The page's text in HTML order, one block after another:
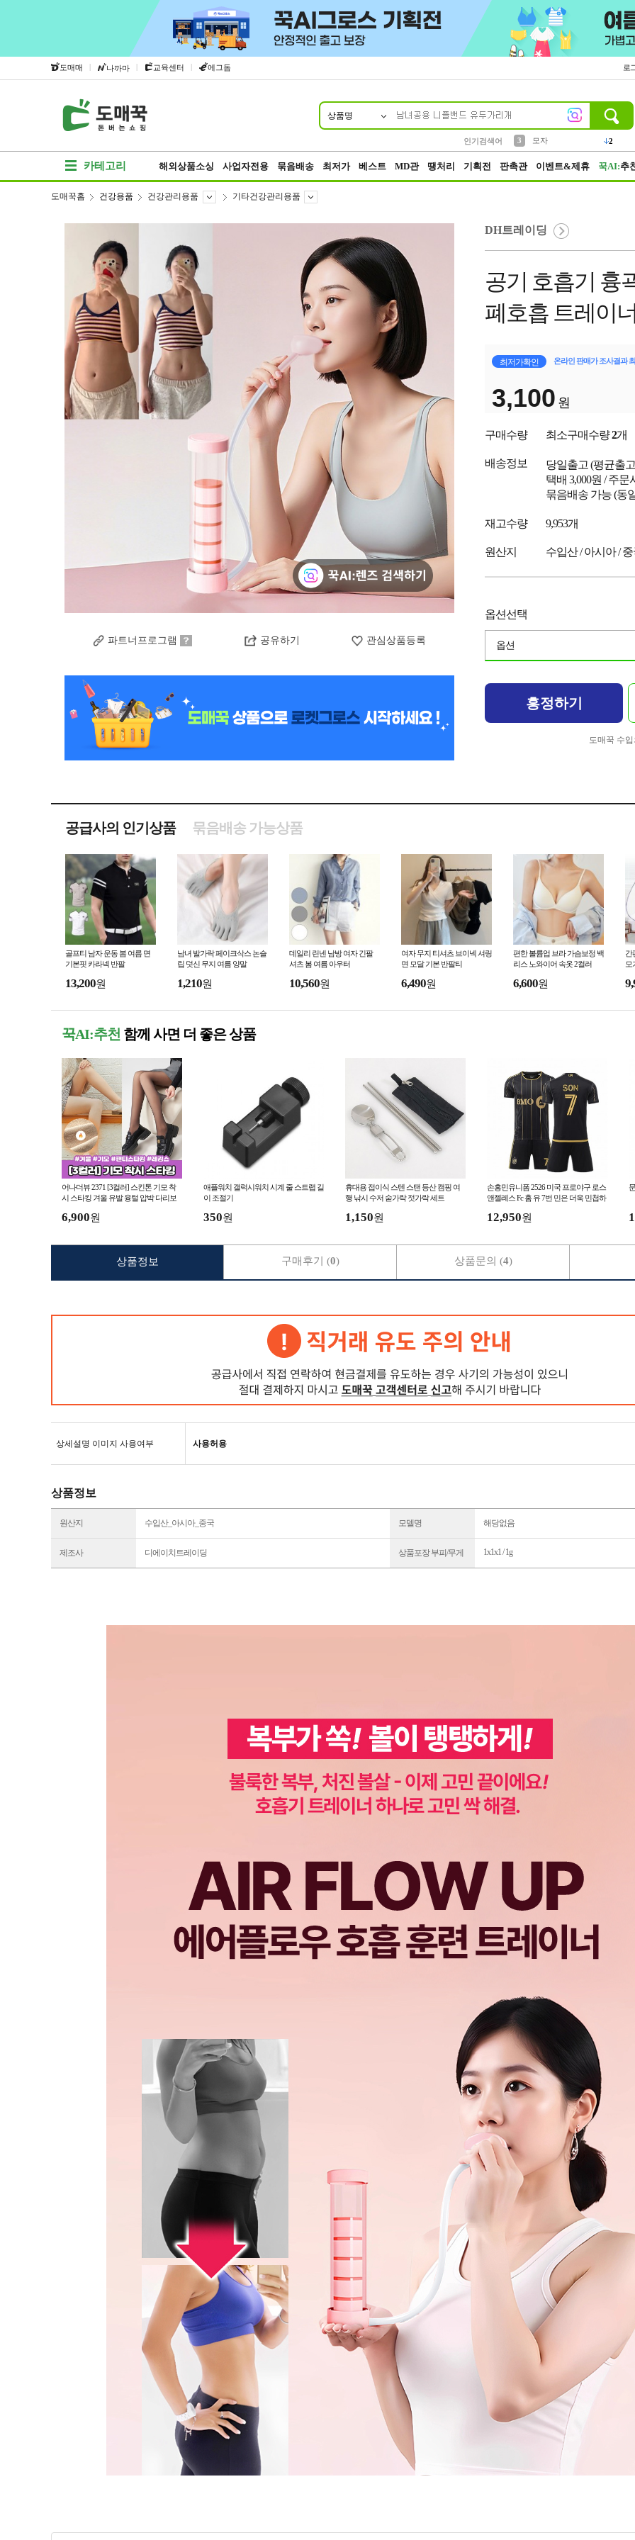
도매매 | 나까마 | 교육센터 | 에그돔 로
상품명
인기검색어
3
모자
2
카테고리 해외상품소싱 사업자전용 묶음배송 최저가 베스트 MD관 땡처리 기획전 판촉관 이벤트&제휴 꾹AI:추
도매꾹홈 건강용품 건강관리용품 기타건강관리용품
파트너프로그램 공유하기 관심상품등록
DH트레이딩
공기 호흡기 흉
폐호흡 트레이
최저가확인 온라인 판매가 조사결과
3,100 원
구매수량 최소구매수량2개
배송정보 당일출고 (평균출
택배 3,000원 / 주문
묶음배송 가능 (동
재고수량 9,953개
원산지 수입산 / 아시아 /
옵션선택
옵션
흥정하기
도매꾹 수
공급사의 인기상품 묶음배송 가능상품
골프티 남자 운동 봄 여름 면
기본핏 카라넥 반팔
13,200원
남녀 발가락 페이크삭스 논슬
립 덧신 무지 여름 양말
1,210원
데일리 린넨 남방 여자 긴팔
셔츠 봄 여름 아우터
10,560원
여자 무지 티셔츠 브이넥 셔링
면 모달 기본 반팔티
6,490원
편한 볼륨업 브라 가슴보정 백
리스 노와이어 속옷 2컬러
6,600원
간
모
꾹AI:추천 함께 사면 더 좋은 상품
어나더뷰 2371 [3컬러] 스킨톤 기모 착
시 스타킹 겨울 유발 융털 압박 다리보
6,900원
애플워치 갤럭시워치 시계 줄 스트랩 길
이 조절기
350원
휴대용 접이식 스텐 스탠 등산 캠핑 여
행 낚시 수저 숟가락 젓가락 세트
1,150원
손흥민유니폼 2526 미국 프로야구 로스
앤젤레스 Fc 홈 유 7번 민은 더욱 민첩하
12,950원
상세설명 이미지 사용여부 사용허용
상품정보
원산지 수입산_아시아_중국 모델명 해당없음
제조사 디에이치트레이딩 상품포장 부피/무게 1x1x1 / 1g
상품정보 구매후기 (0) 상품문의 (4)